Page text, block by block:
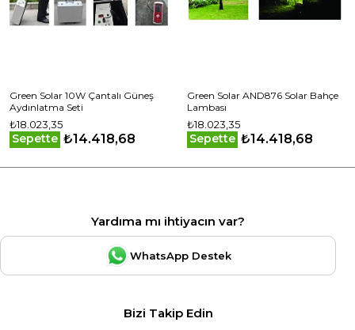
Green Solar 10W Çantalı Güneş
Aydınlatma Seti
₺18.023,35
Sepette ₺14.418,68
Green Solar AND876 Solar Bahçe
Lambası
₺18.023,35
Sepette ₺14.418,68
Yardıma mı ihtiyacın var?
WhatsApp Destek
Bizi Takip Edin